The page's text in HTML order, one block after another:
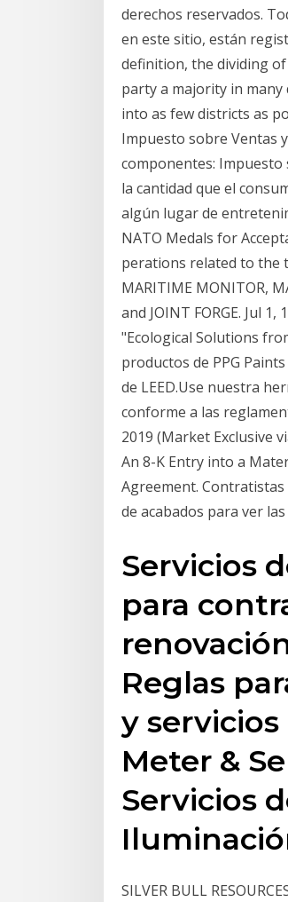
derechos reservados.
en este sitio, están
definition, the dividing
party a majority in
into as few districts as
Impuesto sobre Ventas
componentes: Impuesto
la cantidad que el
algún lugar de
NATO Medals for
perations related to the
MARITIME MONITOR,
and JOINT FORGE. Jul
"Ecological Solutions
productos de PPG
de LEED.Use nuestra
conforme a las
2019 (Market Exclusive
An 8-K Entry into a
Agreement.
de acabados para ver
Servicios
para
Reglas
y
Meter &
Servicios
SILVER BULL